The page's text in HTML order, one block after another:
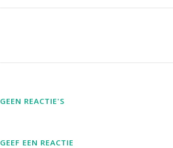
GEEN REACTIE'S
GEEF EEN REACTIE